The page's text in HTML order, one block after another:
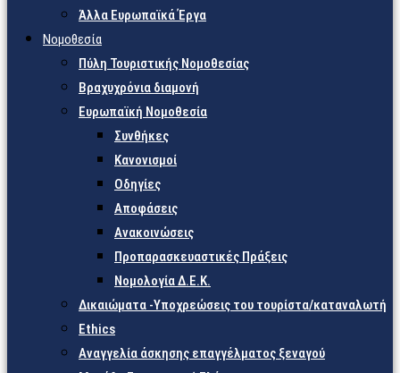
Άλλα Ευρωπαϊκά Έργα
Νομοθεσία
Πύλη Τουριστικής Νομοθεσίας
Βραχυχρόνια διαμονή
Ευρωπαϊκή Νομοθεσία
Συνθήκες
Κανονισμοί
Οδηγίες
Αποφάσεις
Ανακοινώσεις
Προπαρασκευαστικές Πράξεις
Νομολογία Δ.Ε.Κ.
Δικαιώματα -Υποχρεώσεις του τουρίστα/καταναλωτή
Ethics
Αναγγελία άσκησης επαγγέλματος ξεναγού